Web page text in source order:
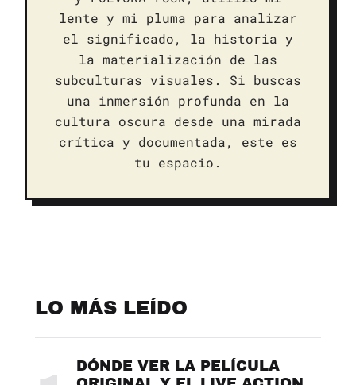
lente y mi pluma para analizar
el significado, la historia y
la materialización de las
subculturas visuales. Si buscas
una inmersión profunda en la
cultura oscura desde una mirada
crítica y documentada, este es
tu espacio.
LO MÁS LEÍDO
DÓNDE VER LA PELÍCULA